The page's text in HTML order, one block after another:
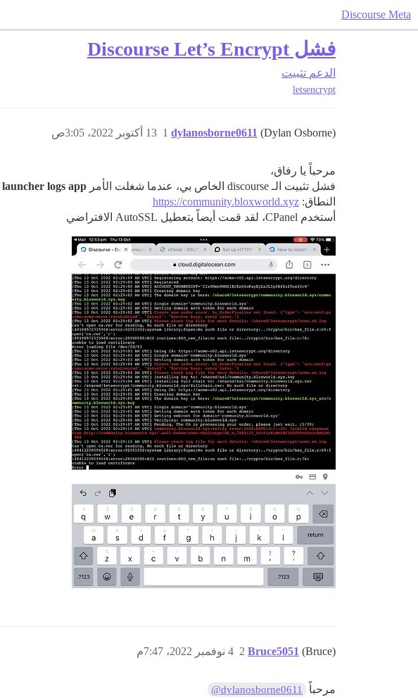
Discourse Meta
فشل Discourse Let’s Encrypt
الدعم تثبيت
letsencrypt
dylanosborne0611 (Dylan Osborne) 13 أكتوبر 2022، 3:05ص 1
مرحباً يا رفاق،
فشل تثبيت الـ discourse الخاص بي، عندما شغلت الأمر
launcher logs app
النطاق: https://community.bloxworld.xyz
أستخدم CPanel، لقد قمت أيضاً بتعطيل AutoSSL الافتراضي
Bruce5051 (Bruce) 4 نوفمبر 2022، 7:47م 2
مرحباً @dylanosborne0611